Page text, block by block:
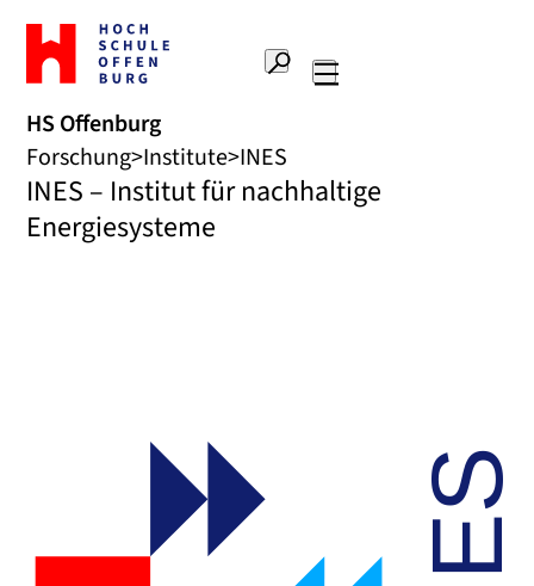
Zur
Startseite
Hochschule
Offenburg
Suche
HS Offenburg
Forschung Institute INES
INES – Institut für nachhaltige
Energiesysteme